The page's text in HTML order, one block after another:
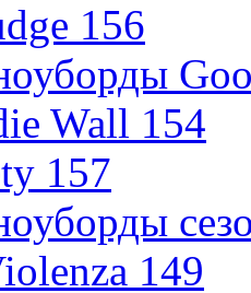
156
Wall 154
157
149